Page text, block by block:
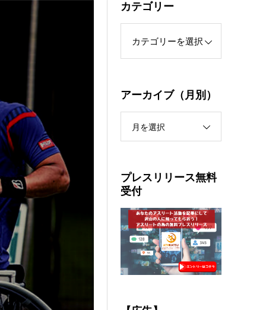
カテゴリー
アーカイブ（月別）
月を選択
プレスリリース無料
受付